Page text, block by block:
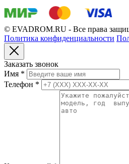
© EVADROM.RU - Все права
Политика конфиденциальности
Заказать звонок
Имя *
Телефон *